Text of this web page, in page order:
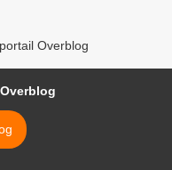
Overblog